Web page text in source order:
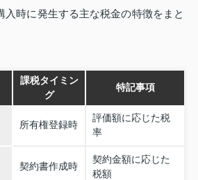
入時に発生する主な税金の特徴をまと
課税タイミン
グ
特記事項
所有権登録時
評価額に応じた税
率
契約書作成時
契約金額に応じた
税額